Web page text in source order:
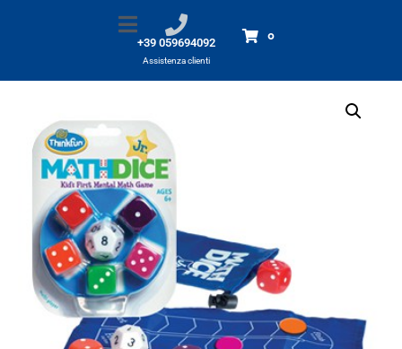
+39 059694092
Assistenza clienti
0
Prodotti Math Dice Jr.